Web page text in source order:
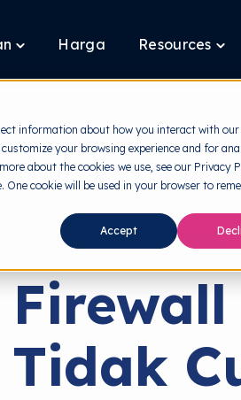
information about how you interact with our
your browsing experience and for
about the cookies we use, see our Privacy
cookie will be used in your browser to
Accept
Toggle
Layanan
Harga Resources
Solusi
Tidak